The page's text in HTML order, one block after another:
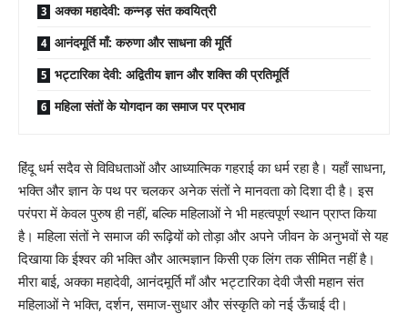
अक्का महादेवी: कन्नड़ संत कवयित्री
आनंदमूर्ति माँ: करुणा और साधना की मूर्ति
भट्टारिका देवी: अद्वितीय ज्ञान और शक्ति की प्रतिमूर्ति
महिला संतों के योगदान का समाज पर प्रभाव
हिंदू धर्म सदैव से विविधताओं और आध्यात्मिक गहराई का धर्म रहा है। यहाँ साधना,
भक्ति और ज्ञान के पथ पर चलकर अनेक संतों ने मानवता को दिशा दी है। इस
परंपरा में केवल पुरुष ही नहीं, बल्कि महिलाओं ने भी महत्वपूर्ण स्थान प्राप्त किया
है। महिला संतों ने समाज की रूढ़ियों को तोड़ा और अपने जीवन के अनुभवों से यह
दिखाया कि ईश्वर की भक्ति और आत्मज्ञान किसी एक लिंग तक सीमित नहीं है।
मीरा बाई, अक्का महादेवी, आनंदमूर्ति माँ और भट्टारिका देवी जैसी महान संत
महिलाओं ने भक्ति, दर्शन, समाज-सुधार और संस्कृति को नई ऊँचाई दी।